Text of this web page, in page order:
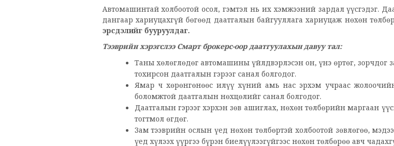
Автомашинтай холбоотой осол, гэмтэл нь их хэмжээний зардал үүсгэдэг.
дангаар хариуцахгүй бөгөөд даатгалын байгууллага хариуцаж нөхөн
эрсдэлийг бууруулдаг.
Тээврийн хэрэгслээ Смарт брокерс-оор даатгуулахын давуу тал:
Таны хөлөглөдөг автомашины үйлдвэрлэсэн он, үнэ өртөг, зорчдог
тохирсон даатгалын гэрээг санал болгодог.
Ямар ч хөрөнгөнөөс илүү хүний амь нас эрхэм учраас
боломжтой даатгалын нөхцөлийг санал болгодог.
Даатгалын гэрээг хэрхэн зөв ашиглах, нөхөн төлбөрийн маргаан
тогтмол өгдөг.
Зам тээврийн ослын үед нөхөн төлбөртэй холбоотой зөвлөгөө,
үед хүлээх үүргээ бүрэн биелүүлээгүйгээс нөхөн төлбөрөө авч